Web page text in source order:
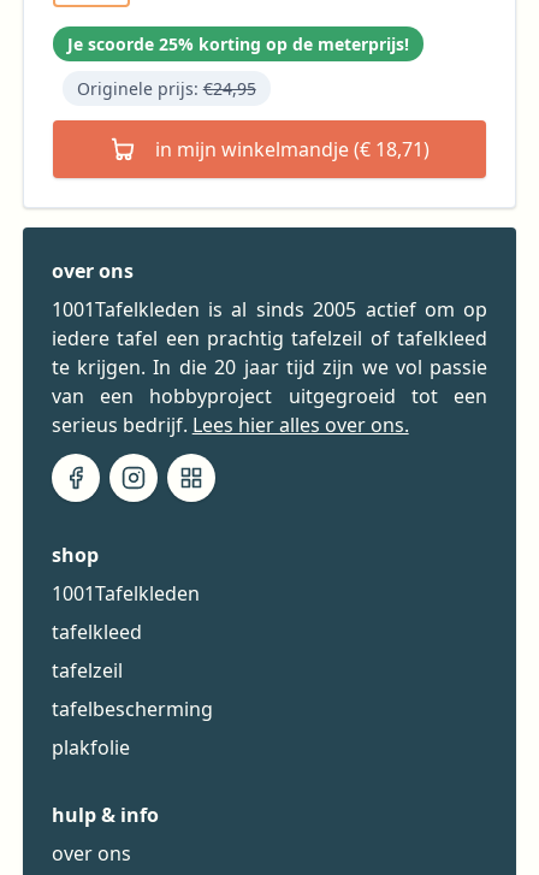
Je scoorde 25% korting op de meterprijs!
Originele prijs:€24,95
in mijn winkelmandje (€ 18,71)
over ons
1001Tafelkleden is al sinds 2005 actief om op
iedere tafel een prachtig tafelzeil of tafelkleed
te krijgen. In die 20 jaar tijd zijn we vol passie
van een hobbyproject uitgegroeid tot een
serieus bedrijf. Lees hier alles over ons.
shop
1001Tafelkleden
tafelkleed
tafelzeil
tafelbescherming
plakfolie
hulp & info
over ons